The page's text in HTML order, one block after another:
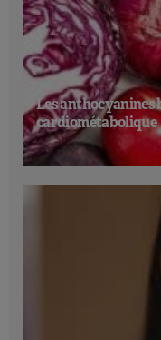
Les anthocyanines
cardiométabolique